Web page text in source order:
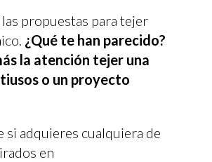
las propuestas para tejer
¿Qué te han parecido?
la atención tejer una
o un proyecto
si adquieres cualquiera de
en